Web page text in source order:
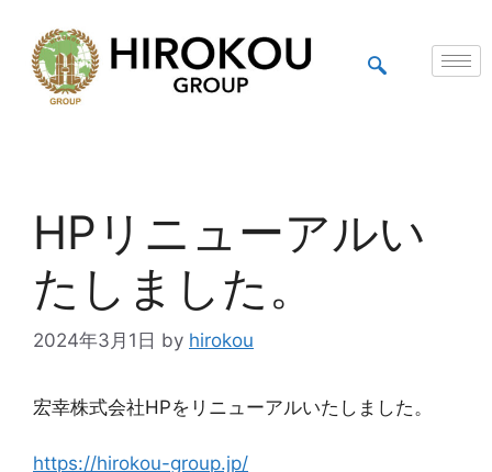
HPリニューアルい
たしました。
2024年3月1日 by hirokou
宏幸株式会社HPをリニューアルいたしました。
https://hirokou-group.jp/